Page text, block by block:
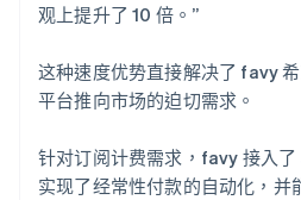
观上提升了 10 倍。”
这种速度优势直接解决了 favy
平台推向市场的迫切需求。
针对订阅计费需求，favy 接入了
实现了经常性付款的自动化，并